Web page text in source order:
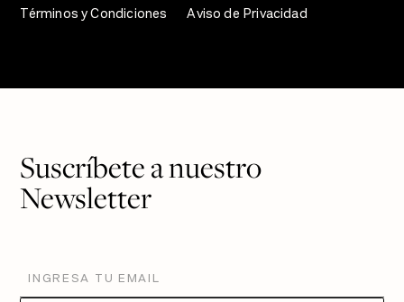
Términos y Condiciones
Aviso de Privacidad
Suscríbete a nuestro
Newsletter